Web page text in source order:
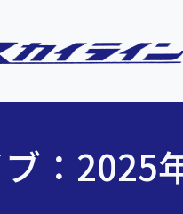
：2025